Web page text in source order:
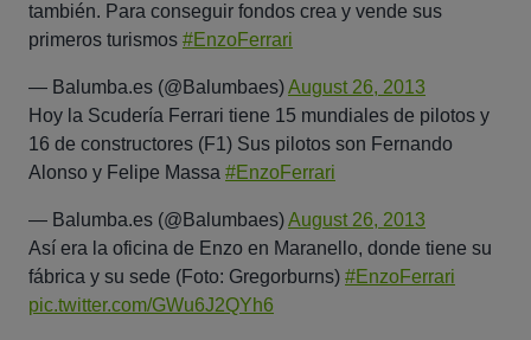
también. Para conseguir fondos crea y vende sus
primeros turismos #EnzoFerrari
— Balumba.es (@Balumbaes)August 26, 2013
Hoy la Scudería Ferrari tiene 15 mundiales de pilotos y
16 de constructores (F1) Sus pilotos son Fernando
Alonso y Felipe Massa #EnzoFerrari
— Balumba.es (@Balumbaes)August 26, 2013
Así era la oficina de Enzo en Maranello, donde tiene su
fábrica y su sede (Foto: Gregorburns) #EnzoFerrari
pic.twitter.com/GWu6J2QYh6